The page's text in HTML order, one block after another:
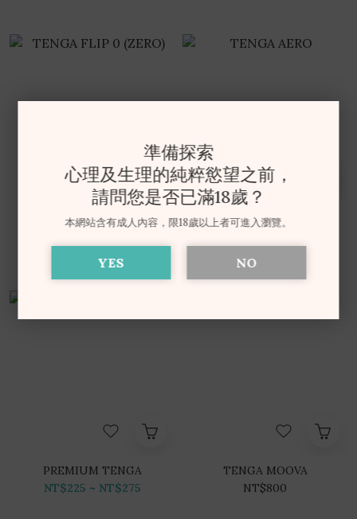
TENGA FLIP 0 (ZERO)
NT$2,500
TENGA AERO
NT$1,100
PREMIUM TENGA
NT$225 ~ NT$275
TENGA MOOVA
NT$800
準備探索
心理及生理的純粹慾望之前，
請問您是否已滿18歲？
本網站含有成人內容，限18歲以上者可進入瀏覽。
YES NO